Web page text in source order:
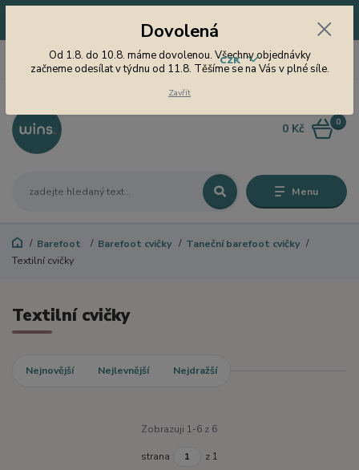
začneme odesílat v týdnu od 11.8. Těšíme se na Vás v plné síle.
Menu
CZK
605 747 185
Jsme tu pro Vás od 9 do 15
hodin
0
0 Kč
Barefoot Barefoot cvičky
Taneční barefoot cvičky
Textilní cvičky
Textilní cvičky
Nejnovější Nejlevnější Nejdražší
Zobrazuji 1-6 z 6
strana z 1
Dovolená
Od 1.8. do 10.8. máme dovolenou. Všechny objednávky
začneme odesílat v týdnu od 11.8. Těšíme se na Vás v plné síle.
Zavřít